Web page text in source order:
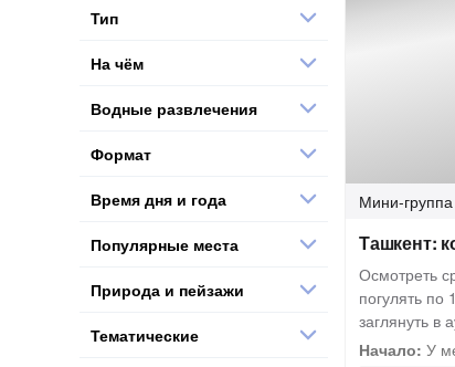
Мини-группа
Ташкент:
Осмотреть
погулять по
заглянуть в
Начало: У
Тип
На чём
Водные развлечения
Формат
Время дня и года
Популярные места
Природа и пейзажи
Тематические